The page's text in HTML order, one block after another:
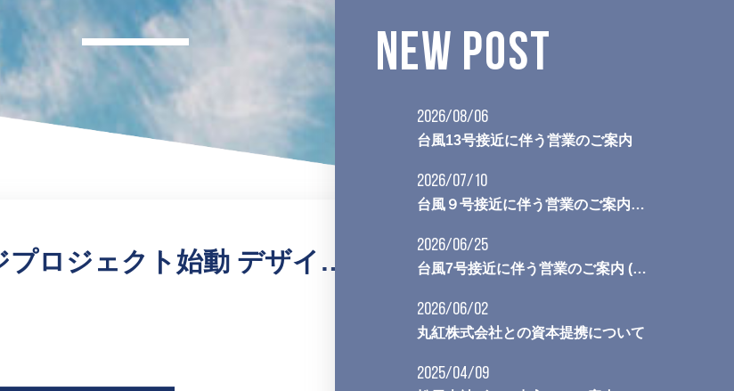
SDGs新制服モデルチェンジプロジェクト始動 デザイン原案募集のご案内
NEW POST
2026/08/06
台風13号接近に伴う営業のご案内
2026/07/10
台風９号接近に伴う営業のご案内（7月11日09:00更新）
2026/06/25
台風7号接近に伴う営業のご案内 (6月26日 09:00更新)
2026/06/02
丸紅株式会社との資本提携について
2025/04/09